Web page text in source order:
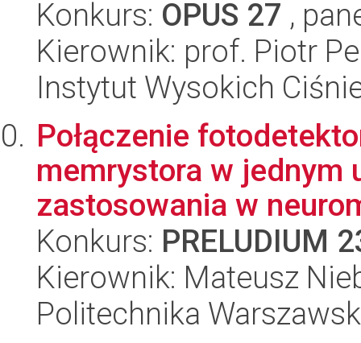
Konkurs: OPUS 27 ,
Kierownik: prof. Piotr
Instytut Wysokich
Połączenie
memrystora w jednym
zastosowania w
Konkurs: PRELUDIUM
Kierownik: Mateusz
Politechnika